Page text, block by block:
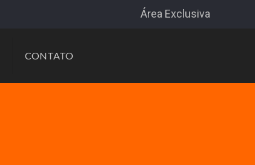
Área Exclusiva
CONTATO